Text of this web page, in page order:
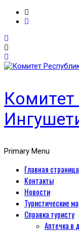
Комитет
Primary Menu
Главная страница
Контакты
Новости
Туристические
Справка туристу
Аптечка в